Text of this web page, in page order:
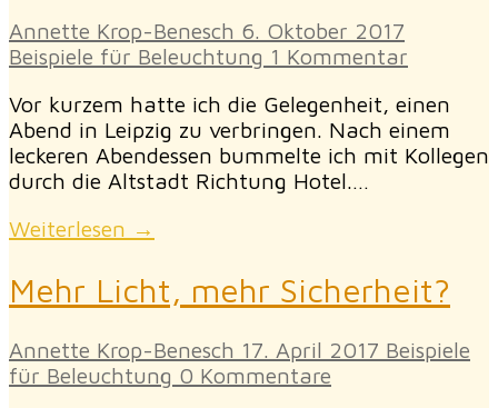
Annette Krop-Benesch 6. Oktober 2017
Beispiele für Beleuchtung 1 Kommentar
Vor kurzem hatte ich die Gelegenheit, einen
Abend in Leipzig zu verbringen. Nach einem
leckeren Abendessen bummelte ich mit Kollegen
durch die Altstadt Richtung Hotel.…
Weiterlesen →
Mehr Licht, mehr Sicherheit?
Annette Krop-Benesch 17. April 2017 Beispiele
für Beleuchtung 0 Kommentare